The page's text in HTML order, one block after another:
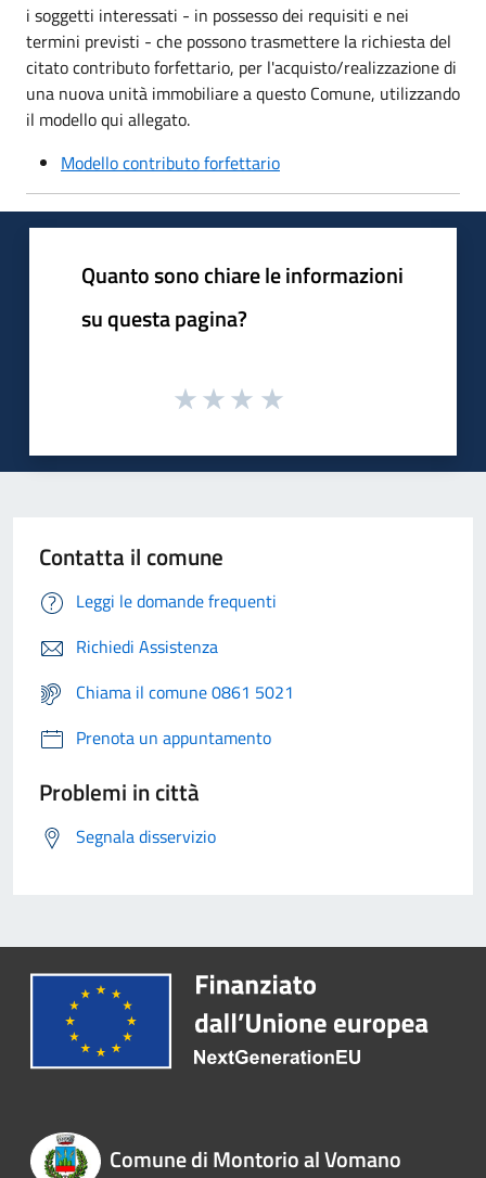
i soggetti interessati - in possesso dei requisiti e nei
termini previsti - che possono trasmettere la richiesta del
citato contributo forfettario, per l'acquisto/realizzazione di
una nuova unità immobiliare a questo Comune, utilizzando
il modello qui allegato.
Modello contributo forfettario
Quanto sono chiare le informazioni
su questa pagina?
Contatta il comune
Leggi le domande frequenti
Richiedi Assistenza
Chiama il comune 0861 5021
Prenota un appuntamento
Problemi in città
Segnala disservizio
Comune di Montorio al Vomano